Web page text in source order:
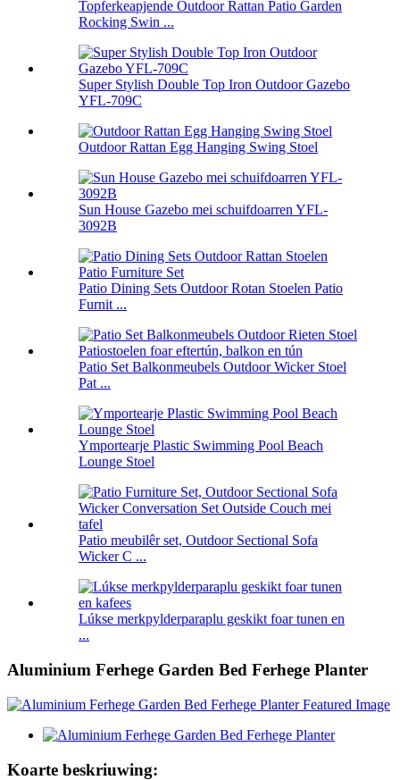
Topferkeapjende Outdoor Rattan Patio Garden
Rocking Swin ...
Super Stylish Double Top Iron Outdoor Gazebo
YFL-709C
Outdoor Rattan Egg Hanging Swing Stoel
Sun House Gazebo mei schuifdoarren YFL-
3092B
Patio Dining Sets Outdoor Rotan Stoelen Patio
Furnit ...
Patio Set Balkonmeubels Outdoor Wicker Stoel
Pat ...
Ymportearje Plastic Swimming Pool Beach
Lounge Stoel
Patio meubilêr set, Outdoor Sectional Sofa
Wicker C ...
Lúkse merkpylderparaplu geskikt foar tunen en
...
Aluminium Ferhege Garden Bed Ferhege Planter
Koarte beskriuwing: